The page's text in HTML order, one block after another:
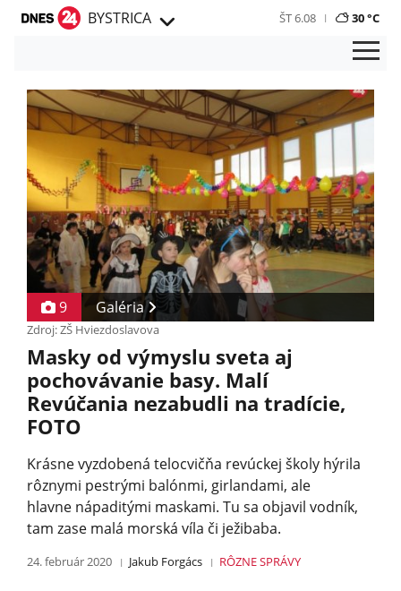
BYSTRICA ŠT 6.08 30 °C
9 Galéria
Zdroj: ZŠ Hviezdoslavova
Masky od výmyslu sveta aj
pochovávanie basy. Malí
Revúčania nezabudli na tradície,
FOTO
Krásne vyzdobená telocvičňa revúckej školy hýrila
rôznymi pestrými balónmi, girlandami, ale
hlavne nápaditými maskami. Tu sa objavil vodník,
tam zase malá morská víla či ježibaba.
24. február 2020 Jakub Forgács RÔZNESPRÁVY